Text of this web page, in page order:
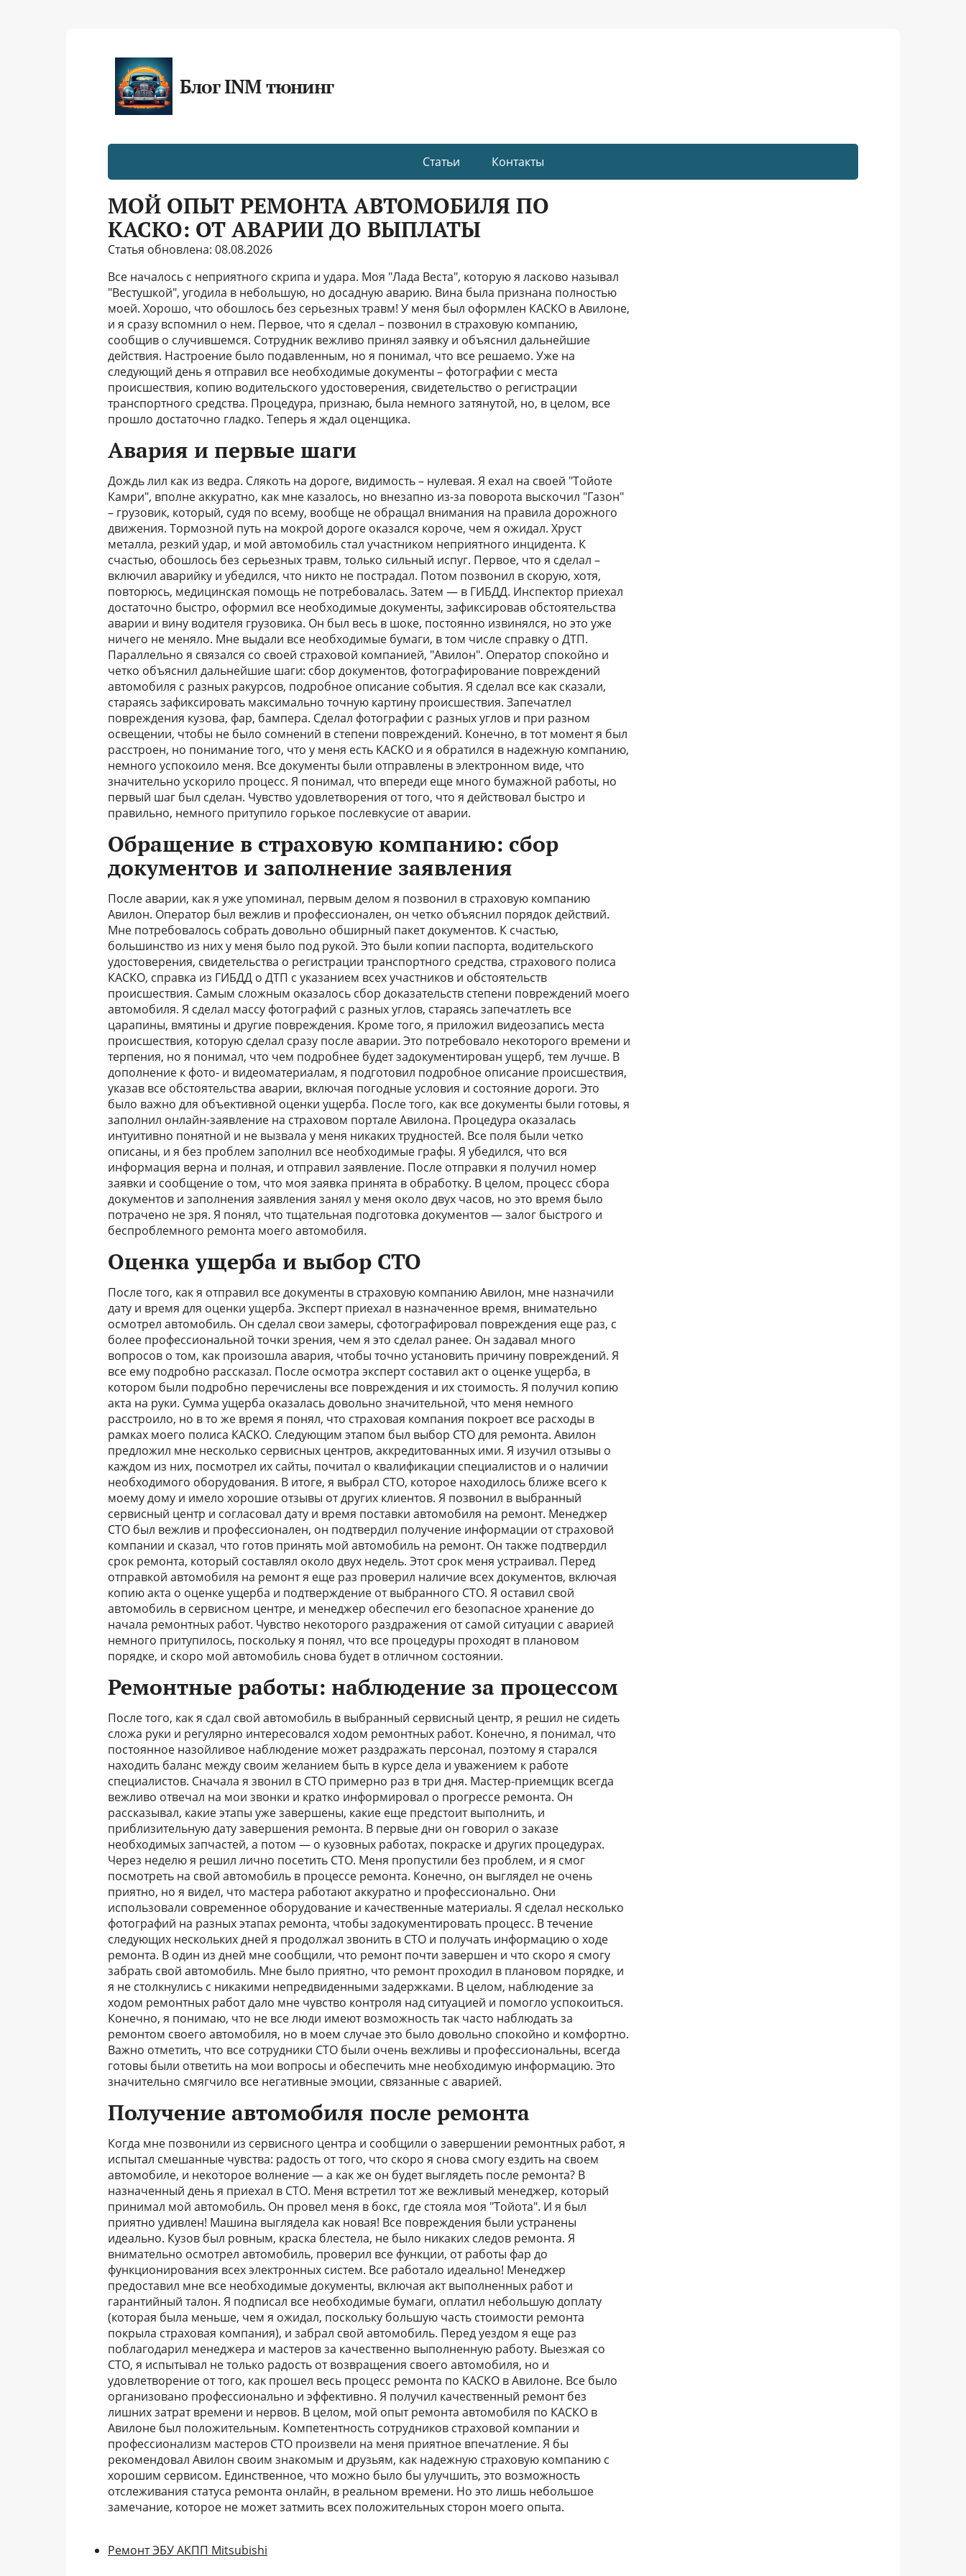
Блог INM тюнинг
Статьи Контакты
МОЙ ОПЫТ РЕМОНТА АВТОМОБИЛЯ ПО
КАСКО: ОТ АВАРИИ ДО ВЫПЛАТЫ
Статья обновлена: 08.08.2026
Все началось с неприятного скрипа и удара. Моя "Лада Веста", которую я ласково называл
"Вестушкой", угодила в небольшую, но досадную аварию. Вина была признана полностью
моей. Хорошо, что обошлось без серьезных травм! У меня был оформлен КАСКО в Авилоне,
и я сразу вспомнил о нем. Первое, что я сделал – позвонил в страховую компанию,
сообщив о случившемся. Сотрудник вежливо принял заявку и объяснил дальнейшие
действия. Настроение было подавленным, но я понимал, что все решаемо. Уже на
следующий день я отправил все необходимые документы – фотографии с места
происшествия, копию водительского удостоверения, свидетельство о регистрации
транспортного средства. Процедура, признаю, была немного затянутой, но, в целом, все
прошло достаточно гладко. Теперь я ждал оценщика.
Авария и первые шаги
Дождь лил как из ведра. Слякоть на дороге, видимость – нулевая. Я ехал на своей "Тойоте
Камри", вполне аккуратно, как мне казалось, но внезапно из-за поворота выскочил "Газон"
– грузовик, который, судя по всему, вообще не обращал внимания на правила дорожного
движения. Тормозной путь на мокрой дороге оказался короче, чем я ожидал. Хруст
металла, резкий удар, и мой автомобиль стал участником неприятного инцидента. К
счастью, обошлось без серьезных травм, только сильный испуг. Первое, что я сделал –
включил аварийку и убедился, что никто не пострадал. Потом позвонил в скорую, хотя,
повторюсь, медицинская помощь не потребовалась. Затем — в ГИБДД. Инспектор приехал
достаточно быстро, оформил все необходимые документы, зафиксировав обстоятельства
аварии и вину водителя грузовика. Он был весь в шоке, постоянно извинялся, но это уже
ничего не меняло. Мне выдали все необходимые бумаги, в том числе справку о ДТП.
Параллельно я связался со своей страховой компанией, "Авилон". Оператор спокойно и
четко объяснил дальнейшие шаги: сбор документов, фотографирование повреждений
автомобиля с разных ракурсов, подробное описание события. Я сделал все как сказали,
стараясь зафиксировать максимально точную картину происшествия. Запечатлел
повреждения кузова, фар, бампера. Сделал фотографии с разных углов и при разном
освещении, чтобы не было сомнений в степени повреждений. Конечно, в тот момент я был
расстроен, но понимание того, что у меня есть КАСКО и я обратился в надежную компанию,
немного успокоило меня. Все документы были отправлены в электронном виде, что
значительно ускорило процесс. Я понимал, что впереди еще много бумажной работы, но
первый шаг был сделан. Чувство удовлетворения от того, что я действовал быстро и
правильно, немного притупило горькое послевкусие от аварии.
Обращение в страховую компанию: сбор
документов и заполнение заявления
После аварии, как я уже упоминал, первым делом я позвонил в страховую компанию
Авилон. Оператор был вежлив и профессионален, он четко объяснил порядок действий.
Мне потребовалось собрать довольно обширный пакет документов. К счастью,
большинство из них у меня было под рукой. Это были копии паспорта, водительского
удостоверения, свидетельства о регистрации транспортного средства, страхового полиса
КАСКО, справка из ГИБДД о ДТП с указанием всех участников и обстоятельств
происшествия. Самым сложным оказалось сбор доказательств степени повреждений моего
автомобиля. Я сделал массу фотографий с разных углов, стараясь запечатлеть все
царапины, вмятины и другие повреждения. Кроме того, я приложил видеозапись места
происшествия, которую сделал сразу после аварии. Это потребовало некоторого времени и
терпения, но я понимал, что чем подробнее будет задокументирован ущерб, тем лучше. В
дополнение к фото- и видеоматериалам, я подготовил подробное описание происшествия,
указав все обстоятельства аварии, включая погодные условия и состояние дороги. Это
было важно для объективной оценки ущерба. После того, как все документы были готовы, я
заполнил онлайн-заявление на страховом портале Авилона. Процедура оказалась
интуитивно понятной и не вызвала у меня никаких трудностей. Все поля были четко
описаны, и я без проблем заполнил все необходимые графы. Я убедился, что вся
информация верна и полная, и отправил заявление. После отправки я получил номер
заявки и сообщение о том, что моя заявка принята в обработку. В целом, процесс сбора
документов и заполнения заявления занял у меня около двух часов, но это время было
потрачено не зря. Я понял, что тщательная подготовка документов — залог быстрого и
беспроблемного ремонта моего автомобиля.
Оценка ущерба и выбор СТО
После того, как я отправил все документы в страховую компанию Авилон, мне назначили
дату и время для оценки ущерба. Эксперт приехал в назначенное время, внимательно
осмотрел автомобиль. Он сделал свои замеры, сфотографировал повреждения еще раз, с
более профессиональной точки зрения, чем я это сделал ранее. Он задавал много
вопросов о том, как произошла авария, чтобы точно установить причину повреждений. Я
все ему подробно рассказал. После осмотра эксперт составил акт о оценке ущерба, в
котором были подробно перечислены все повреждения и их стоимость. Я получил копию
акта на руки. Сумма ущерба оказалась довольно значительной, что меня немного
расстроило, но в то же время я понял, что страховая компания покроет все расходы в
рамках моего полиса КАСКО. Следующим этапом был выбор СТО для ремонта. Авилон
предложил мне несколько сервисных центров, аккредитованных ими. Я изучил отзывы о
каждом из них, посмотрел их сайты, почитал о квалификации специалистов и о наличии
необходимого оборудования. В итоге, я выбрал СТО, которое находилось ближе всего к
моему дому и имело хорошие отзывы от других клиентов. Я позвонил в выбранный
сервисный центр и согласовал дату и время поставки автомобиля на ремонт. Менеджер
СТО был вежлив и профессионален, он подтвердил получение информации от страховой
компании и сказал, что готов принять мой автомобиль на ремонт. Он также подтвердил
срок ремонта, который составлял около двух недель. Этот срок меня устраивал. Перед
отправкой автомобиля на ремонт я еще раз проверил наличие всех документов, включая
копию акта о оценке ущерба и подтверждение от выбранного СТО. Я оставил свой
автомобиль в сервисном центре, и менеджер обеспечил его безопасное хранение до
начала ремонтных работ. Чувство некоторого раздражения от самой ситуации с аварией
немного притупилось, поскольку я понял, что все процедуры проходят в плановом
порядке, и скоро мой автомобиль снова будет в отличном состоянии.
Ремонтные работы: наблюдение за процессом
После того, как я сдал свой автомобиль в выбранный сервисный центр, я решил не сидеть
сложа руки и регулярно интересовался ходом ремонтных работ. Конечно, я понимал, что
постоянное назойливое наблюдение может раздражать персонал, поэтому я старался
находить баланс между своим желанием быть в курсе дела и уважением к работе
специалистов. Сначала я звонил в СТО примерно раз в три дня. Мастер-приемщик всегда
вежливо отвечал на мои звонки и кратко информировал о прогрессе ремонта. Он
рассказывал, какие этапы уже завершены, какие еще предстоит выполнить, и
приблизительную дату завершения ремонта. В первые дни он говорил о заказе
необходимых запчастей, а потом — о кузовных работах, покраске и других процедурах.
Через неделю я решил лично посетить СТО. Меня пропустили без проблем, и я смог
посмотреть на свой автомобиль в процессе ремонта. Конечно, он выглядел не очень
приятно, но я видел, что мастера работают аккуратно и профессионально. Они
использовали современное оборудование и качественные материалы. Я сделал несколько
фотографий на разных этапах ремонта, чтобы задокументировать процесс. В течение
следующих нескольких дней я продолжал звонить в СТО и получать информацию о ходе
ремонта. В один из дней мне сообщили, что ремонт почти завершен и что скоро я смогу
забрать свой автомобиль. Мне было приятно, что ремонт проходил в плановом порядке, и
я не столкнулись с никакими непредвиденными задержками. В целом, наблюдение за
ходом ремонтных работ дало мне чувство контроля над ситуацией и помогло успокоиться.
Конечно, я понимаю, что не все люди имеют возможность так часто наблюдать за
ремонтом своего автомобиля, но в моем случае это было довольно спокойно и комфортно.
Важно отметить, что все сотрудники СТО были очень вежливы и профессиональны, всегда
готовы были ответить на мои вопросы и обеспечить мне необходимую информацию. Это
значительно смягчило все негативные эмоции, связанные с аварией.
Получение автомобиля после ремонта
Когда мне позвонили из сервисного центра и сообщили о завершении ремонтных работ, я
испытал смешанные чувства: радость от того, что скоро я снова смогу ездить на своем
автомобиле, и некоторое волнение — а как же он будет выглядеть после ремонта? В
назначенный день я приехал в СТО. Меня встретил тот же вежливый менеджер, который
принимал мой автомобиль. Он провел меня в бокс, где стояла моя "Тойота". И я был
приятно удивлен! Машина выглядела как новая! Все повреждения были устранены
идеально. Кузов был ровным, краска блестела, не было никаких следов ремонта. Я
внимательно осмотрел автомобиль, проверил все функции, от работы фар до
функционирования всех электронных систем. Все работало идеально! Менеджер
предоставил мне все необходимые документы, включая акт выполненных работ и
гарантийный талон. Я подписал все необходимые бумаги, оплатил небольшую доплату
(которая была меньше, чем я ожидал, поскольку большую часть стоимости ремонта
покрыла страховая компания), и забрал свой автомобиль. Перед уездом я еще раз
поблагодарил менеджера и мастеров за качественно выполненную работу. Выезжая со
СТО, я испытывал не только радость от возвращения своего автомобиля, но и
удовлетворение от того, как прошел весь процесс ремонта по КАСКО в Авилоне. Все было
организовано профессионально и эффективно. Я получил качественный ремонт без
лишних затрат времени и нервов. В целом, мой опыт ремонта автомобиля по КАСКО в
Авилоне был положительным. Компетентность сотрудников страховой компании и
профессионализм мастеров СТО произвели на меня приятное впечатление. Я бы
рекомендовал Авилон своим знакомым и друзьям, как надежную страховую компанию с
хорошим сервисом. Единственное, что можно было бы улучшить, это возможность
отслеживания статуса ремонта онлайн, в реальном времени. Но это лишь небольшое
замечание, которое не может затмить всех положительных сторон моего опыта.
Ремонт ЭБУ АКПП Mitsubishi